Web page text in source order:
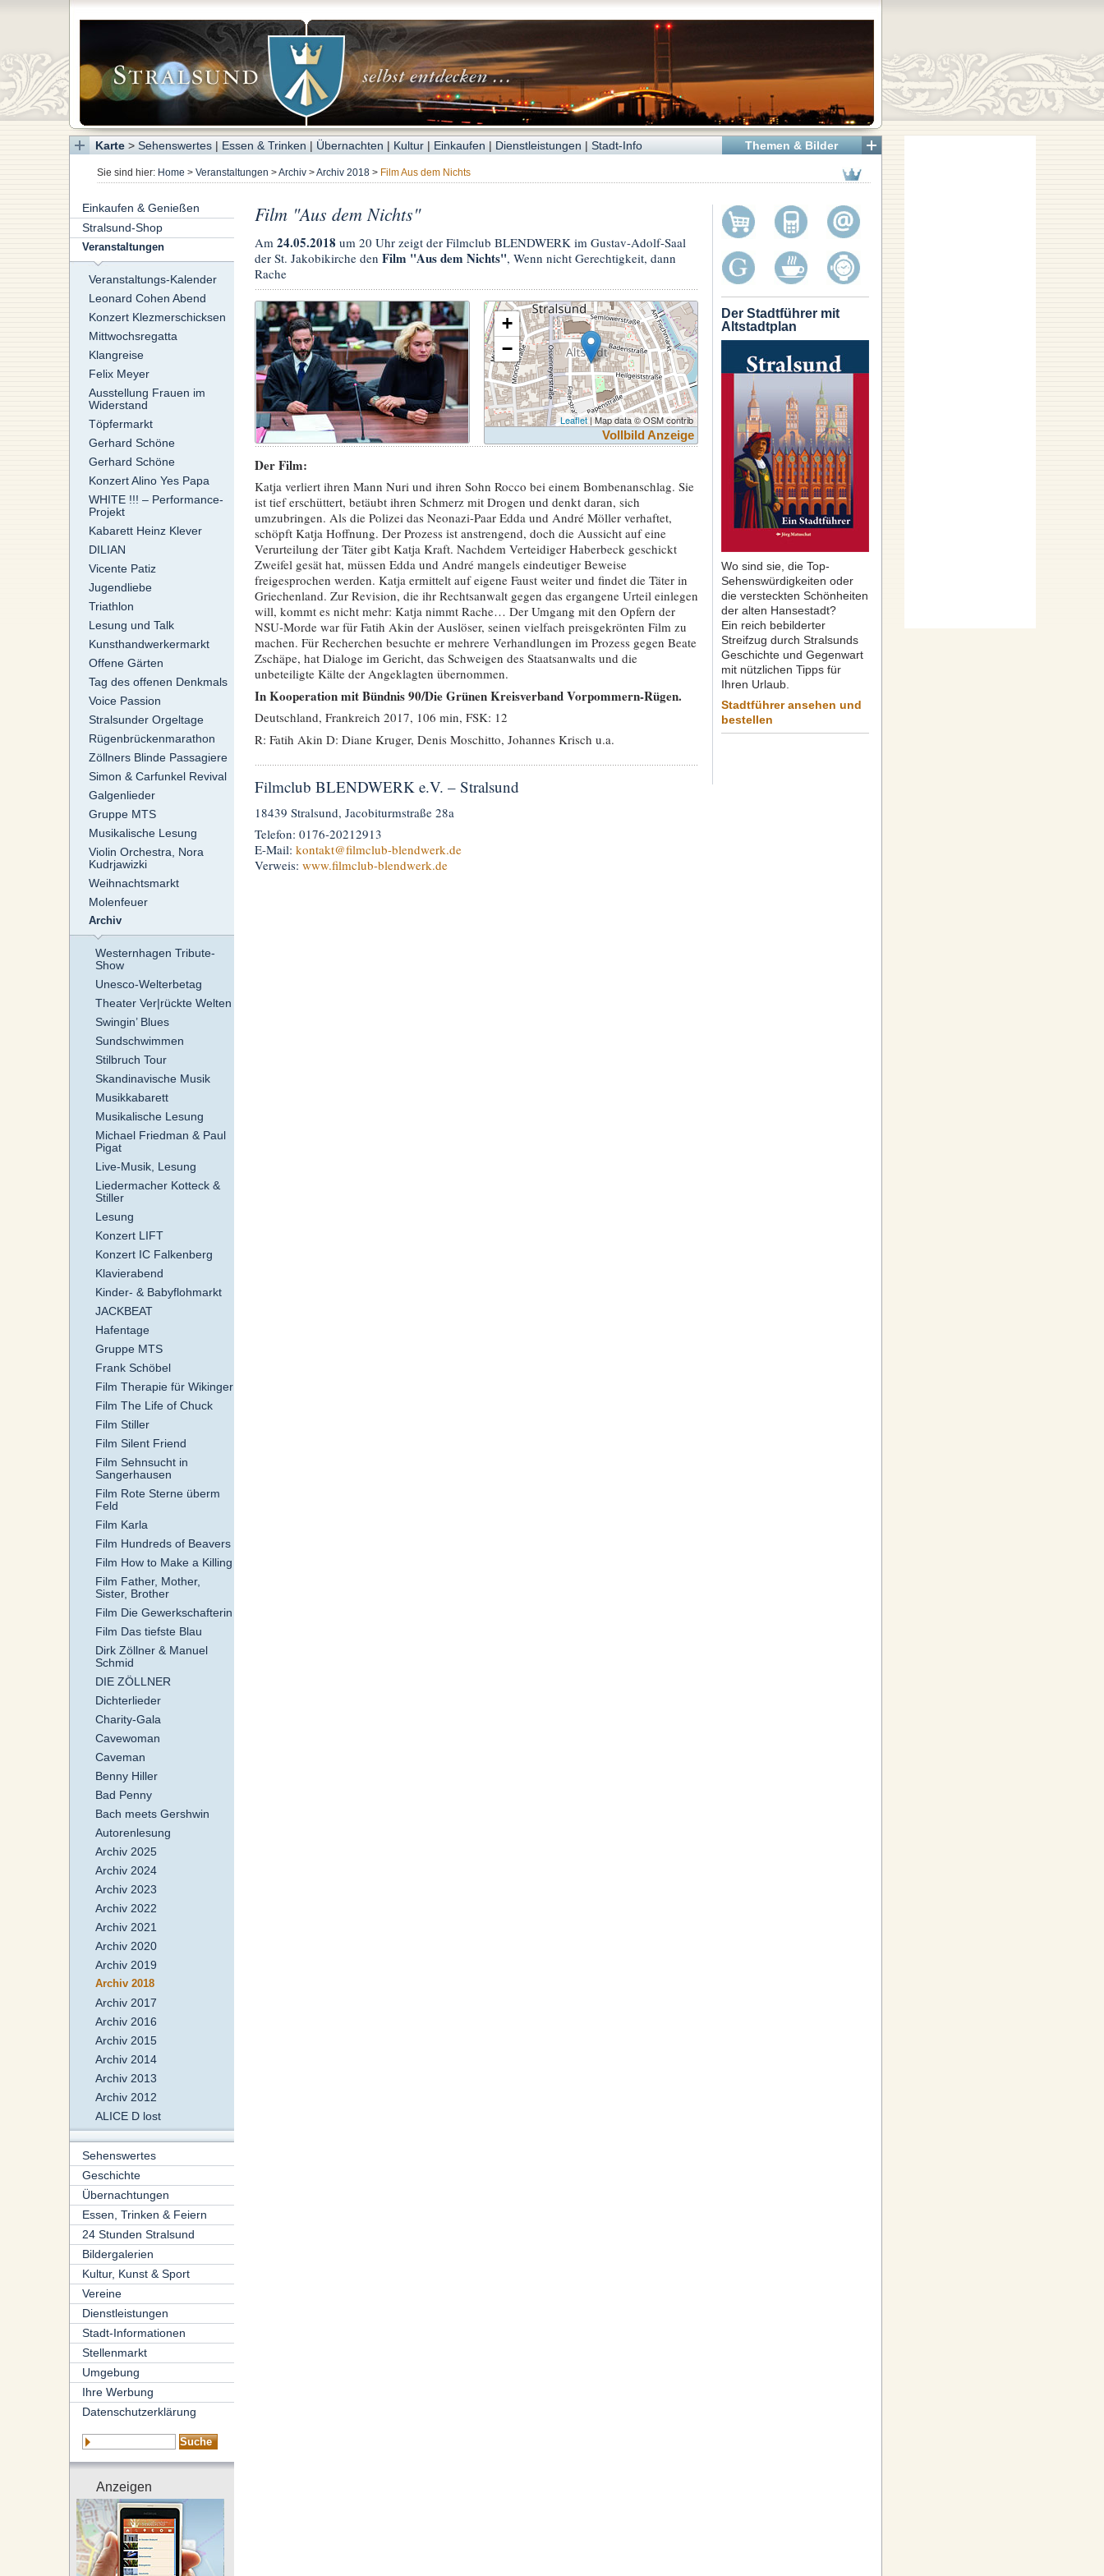
Themen & Bilder
Karte> Sehenswertes| Essen & Trinken | Übernachten | Kultur| Einkaufen | Dienstleistungen | Stadt-Info
Sie sind hier: Home > Veranstaltungen >Archiv>Archiv 2018> Film Aus dem Nichts
Einkaufen & Genießen
Stralsund-Shop
Veranstaltungen
Veranstaltungs-Kalender
Leonard Cohen Abend
Konzert Klezmerschicksen
Mittwochsregatta
Klangreise
Felix Meyer
Ausstellung Frauen im
Widerstand
Töpfermarkt
Gerhard Schöne
Gerhard Schöne
Konzert Alino Yes Papa
WHITE !!! – Performance-
Projekt
Kabarett Heinz Klever
DILIAN
Vicente Patiz
Jugendliebe
Triathlon
Lesung und Talk
Kunsthandwerkermarkt
Offene Gärten
Tag des offenen Denkmals
Voice Passion
Stralsunder Orgeltage
Rügenbrückenmarathon
Zöllners Blinde Passagiere
Simon & Carfunkel Revival
Galgenlieder
Gruppe MTS
Musikalische Lesung
Violin Orchestra, Nora
Kudrjawizki
Weihnachtsmarkt
Molenfeuer
Archiv
Westernhagen Tribute-
Show
Unesco-Welterbetag
Theater Ver|rückte Welten
Swingin’ Blues
Sundschwimmen
Stilbruch Tour
Skandinavische Musik
Musikkabarett
Musikalische Lesung
Michael Friedman & Paul
Pigat
Live-Musik, Lesung
Liedermacher Kotteck &
Stiller
Lesung
Konzert LIFT
Konzert IC Falkenberg
Klavierabend
Kinder- & Babyflohmarkt
JACKBEAT
Hafentage
Gruppe MTS
Frank Schöbel
Film Therapie für Wikinger
Film The Life of Chuck
Film Stiller
Film Silent Friend
Film Sehnsucht in
Sangerhausen
Film Rote Sterne überm
Feld
Film Karla
Film Hundreds of Beavers
Film How to Make a Killing
Film Father, Mother,
Sister, Brother
Film Die Gewerkschafterin
Film Das tiefste Blau
Dirk Zöllner & Manuel
Schmid
DIE ZÖLLNER
Dichterlieder
Charity-Gala
Cavewoman
Caveman
Benny Hiller
Bad Penny
Bach meets Gershwin
Autorenlesung
Archiv 2025
Archiv 2024
Archiv 2023
Archiv 2022
Archiv 2021
Archiv 2020
Archiv 2019
Archiv 2018
Archiv 2017
Archiv 2016
Archiv 2015
Archiv 2014
Archiv 2013
Archiv 2012
ALICE D lost
Sehenswertes
Geschichte
Übernachtungen
Essen, Trinken & Feiern
24 Stunden Stralsund
Bildergalerien
Kultur, Kunst & Sport
Vereine
Dienstleistungen
Stadt-Informationen
Stellenmarkt
Umgebung
Ihre Werbung
Datenschutzerklärung
Anzeigen
Der Stadtführer mit
Altstadtplan
Wo sind sie, die Top-
Sehenswürdigkeiten oder
die versteckten Schönheiten
der alten Hansestadt?
Ein reich bebilderter
Streifzug durch Stralsunds
Geschichte und Gegenwart
mit nützlichen Tipps für
Ihren Urlaub.
Stadtführer ansehen und
bestellen
Film "Aus dem Nichts"
Am24.05.2018 um 20 Uhr zeigt der Filmclub BLENDWERK im Gustav-Adolf-Saal
der St. Jakobikirche den Film "Aus dem Nichts", Wenn nicht Gerechtigkeit, dann
Rache
+
−
Leaflet| Map data © OSM contrib
Vollbild Anzeige
Der Film:
Katja verliert ihren Mann Nuri und ihren Sohn Rocco bei einem Bombenanschlag. Sie
ist tief erschüttert, betäubt ihren Schmerz mit Drogen und denkt daran, sich
umzubringen. Als die Polizei das Neonazi-Paar Edda und André Möller verhaftet,
schöpft Katja Hoffnung. Der Prozess ist anstrengend, doch die Aussicht auf eine
Verurteilung der Täter gibt Katja Kraft. Nachdem Verteidiger Haberbeck geschickt
Zweifel gesät hat, müssen Edda und André mangels eindeutiger Beweise
freigesprochen werden. Katja ermittelt auf eigene Faust weiter und findet die Täter in
Griechenland. Zur Revision, die ihr Rechtsanwalt gegen das ergangene Urteil einlegen
will, kommt es nicht mehr: Katja nimmt Rache… Der Umgang mit den Opfern der
NSU-Morde war für Fatih Akin der Auslöser, seinen vielfach preisgekrönten Film zu
machen. Für Recherchen besuchte er mehrere Verhandlungen im Prozess gegen Beate
Zschäpe, hat Dialoge im Gericht, das Schweigen des Staatsanwalts und die
unbeteiligte Kälte der Angeklagten übernommen.
In Kooperation mit Bündnis 90/Die Grünen Kreisverband Vorpommern-Rügen.
Deutschland, Frankreich 2017, 106 min, FSK: 12
R: Fatih Akin D: Diane Kruger, Denis Moschitto, Johannes Krisch u.a.
Filmclub BLENDWERK e.V. – Stralsund
18439 Stralsund, Jacobiturmstraße 28a
Telefon: 0176-20212913
E-Mail: kontakt@filmclub-blendwerk.de
Verweis: www.filmclub-blendwerk.de